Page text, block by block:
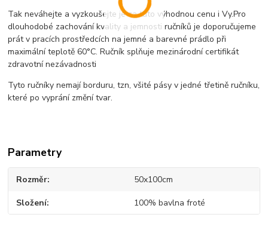
Tak neváhejte a vyzkoušejte je za tuto výhodnou cenu i Vy.Pro
dlouhodobé zachování kvality a jemnosti ručníků je doporučujeme
prát v pracích prostředcích na jemné a barevné prádlo při
maximální teplotě 60°C. Ručník splňuje mezinárodní certifikát
zdravotní nezávadnosti
Tyto ručníky nemají borduru, tzn, všité pásy v jedné třetině ručníku,
které po vyprání změní tvar.
Parametry
Rozměr 50x100cm
Složení 100% bavlna froté